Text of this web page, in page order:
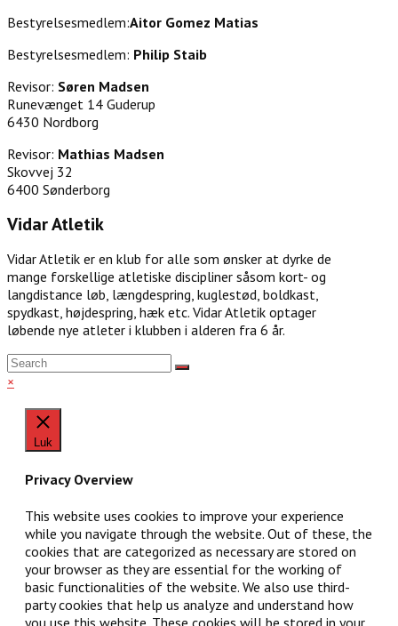
Bestyrelsesmedlem:Aitor Gomez Matias
Bestyrelsesmedlem: Philip Staib
Revisor: Søren Madsen
Runevænget 14 Guderup
6430 Nordborg
Revisor: Mathias Madsen
Skovvej 32
6400 Sønderborg
Vidar Atletik
Vidar Atletik er en klub for alle som ønsker at dyrke de
mange forskellige atletiske discipliner såsom kort- og
langdistance løb, længdespring, kuglestød, boldkast,
spydkast, højdespring, hæk etc. Vidar Atletik optager
løbende nye atleter i klubben i alderen fra 6 år.
×
Luk
Privacy Overview
This website uses cookies to improve your experience
while you navigate through the website. Out of these, the
cookies that are categorized as necessary are stored on
your browser as they are essential for the working of
basic functionalities of the website. We also use third-
party cookies that help us analyze and understand how